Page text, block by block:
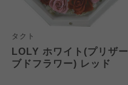
タクト
LOLY ホワイト(プリザー
ブドフラワー) レッド